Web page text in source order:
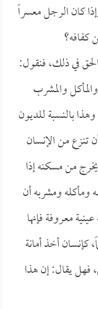
كان الرجل معسراً
كفافه؟
في ذلك، فنقول:
والمشرب
بالنسبة للديون
تنزع من الإنسان
من مسكنه إذا
ومشربه أن
معروفة فإنها
كإنسان أخذ أمانة
فهل يقال: إن هذا